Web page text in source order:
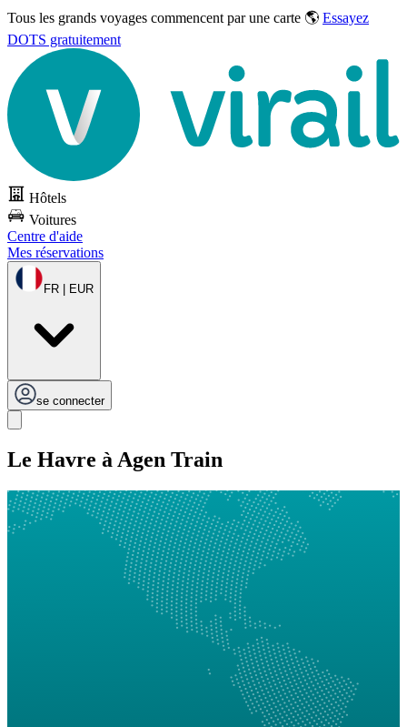
Tous les grands voyages commencent par une carte 🌎 Essayez
DOTS gratuitement
Hôtels
Voitures
Centre d'aide
Mes réservations
FR | EUR
se connecter
Le Havre à Agen Train